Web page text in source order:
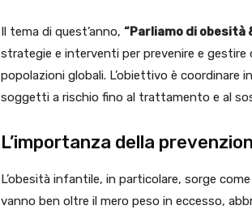
Il tema di quest’anno, “Parliamo di obesità
strategie e interventi per prevenire e gestire
popolazioni globali. L’obiettivo è coordinare
soggetti a rischio fino al trattamento e al
L’importanza della
L’obesità infantile, in particolare, sorge
vanno ben oltre il mero peso in eccesso,